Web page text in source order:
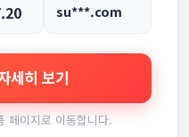
su***.com
세히 보기
페이지로 이동합니다.